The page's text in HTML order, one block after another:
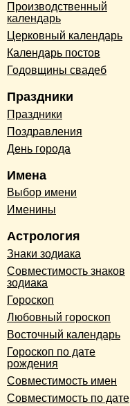
Производственный
календарь
Церковный календарь
Календарь постов
Годовщины свадеб
Праздники
Праздники
Поздравления
День города
Имена
Выбор имени
Именины
Астрология
Знаки зодиака
Совместимость знаков
зодиака
Гороскоп
Любовный гороскоп
Восточный календарь
Гороскоп по дате
рождения
Совместимость имен
Совместимость по дате